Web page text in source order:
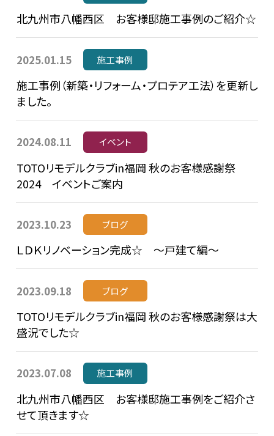
北九州市八幡西区 お客様邸施工事例のご紹介☆
2025.01.15 施工事例
施工事例（新築・リフォーム・プロテア工法）を更新し
ました。
2024.08.11 イベント
TOTOリモデルクラブin福岡 秋のお客様感謝祭
2024 イベントご案内
2023.10.23 ブログ
ＬＤＫリノベーション完成☆ ～戸建て編～
2023.09.18 ブログ
TOTOリモデルクラブin福岡 秋のお客様感謝祭は大
盛況でした☆
2023.07.08 施工事例
北九州市八幡西区 お客様邸施工事例をご紹介さ
せて頂きます☆